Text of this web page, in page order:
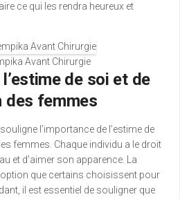
ce qui les rendra heureux et
Avant Chirurgie
de soi et de
des femmes
l’importance de l’estime de
femmes. Chaque individu a le droit
et d’aimer son apparence. La
que certains choisissent pour
il est essentiel de souligner que